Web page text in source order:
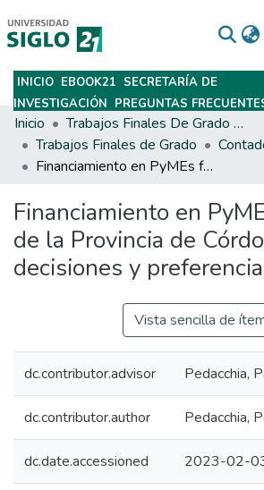
Subir
INICIO EBOOK21 SECRETARÍA DE
INVESTIGACIÓN PREGUNTAS
Inicio
Trabajos Finales De Grado Y Posgrado
Trabajos Finales de Grado
Financiamiento en PyMEs familiares de la Provincia de Córdoba; decisiones y preferencias
Financiamiento en
de la Provincia de
decisiones y
Vista sencilla de
dc.contributor.advisor Pedacchia,
dc.contributor.author Pedacchia,
dc.date.accessioned 2023-02-